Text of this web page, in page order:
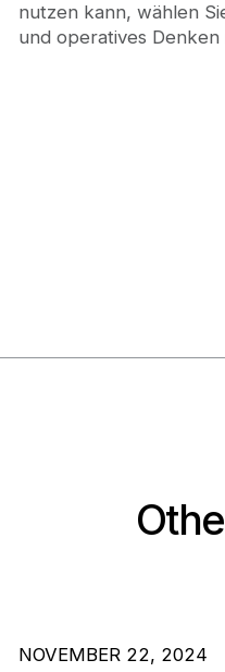
nutzen kann, wählen
und operatives
NOVEMBER 22, 2024